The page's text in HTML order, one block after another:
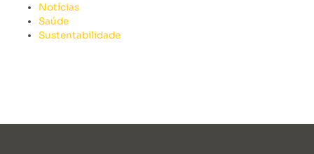
Notícias
Saúde
Sustentabilidade